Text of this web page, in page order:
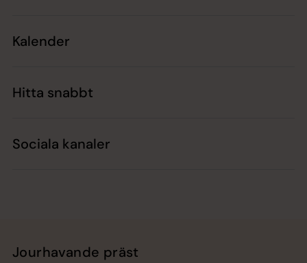
Kalender
Hitta snabbt
Sociala kanaler
Jourhavande präst